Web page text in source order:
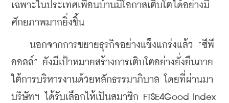
เฉพาะในประเทศเพื่อนบ้านมีโอกาสเติบโตได้อย่างมี
ศักยภาพมากยิ่งขึ้น
นอกจากการขยายธุรกิจอย่างแข็งแกร่งแล้ว “ซีพี
ออลล์” ยังมีเป้าหมายสร้างการเติบโตอย่างยั่งยืนภาย
ใต้การบริหารงานด้วยหลักธรรมาภิบาล โดยที่ผ่านมา
บริษัทฯ ได้รับเลือกให้เป็นสมาชิก FTSE4Good Index